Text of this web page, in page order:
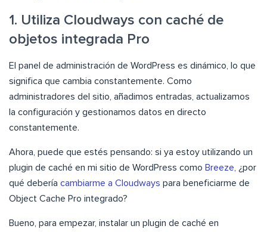
1. Utiliza Cloudways con caché de
objetos integrada Pro
El panel de administración de WordPress es dinámico, lo que
significa que cambia constantemente. Como
administradores del sitio, añadimos entradas, actualizamos
la configuración y gestionamos datos en directo
constantemente.
Ahora, puede que estés pensando: si ya estoy utilizando un
plugin de caché en mi sitio de WordPress como Breeze, ¿por
qué debería cambiarme a Cloudways para beneficiarme de
Object Cache Pro integrado?
Bueno, para empezar, instalar un plugin de caché en